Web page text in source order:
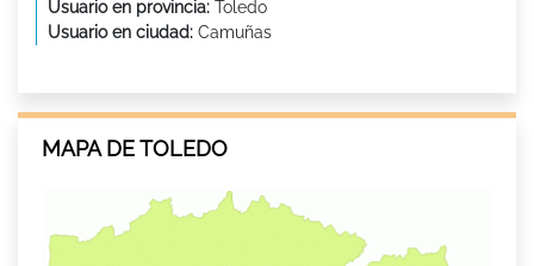
Usuario en provincia: Toledo
Usuario en ciudad: Camuñas
MAPA DE TOLEDO